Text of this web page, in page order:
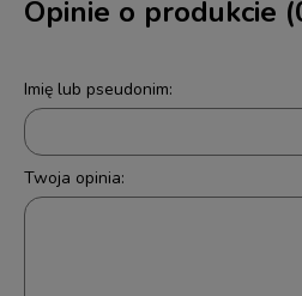
Opinie o produkcie
Imię lub pseudonim:
Twoja opinia: